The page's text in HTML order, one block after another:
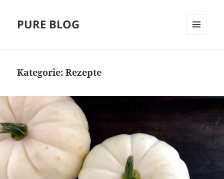
PURE BLOG
Kategorie:Rezepte